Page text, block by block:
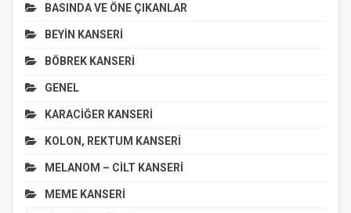
BASINDA VE ÖNE ÇIKANLAR
BEYİN KANSERİ
BÖBREK KANSERİ
GENEL
KARACİĞER KANSERİ
KOLON, REKTUM KANSERİ
MELANOM – CİLT KANSERİ
MEME KANSERİ